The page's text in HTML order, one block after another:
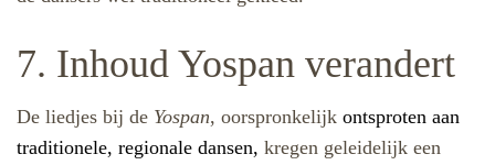
7. Inhoud Yospan verandert
De liedjes bij de Yospan, oorspronkelijk ontsproten aan
traditionele, regionale dansen, kregen geleidelijk een